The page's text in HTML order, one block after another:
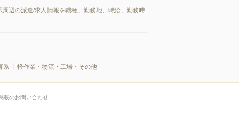
辺の派遣/求人情報を職種、勤務地、時給、勤務時
系 軽作業・物流・工場・その他
載のお問い合わせ